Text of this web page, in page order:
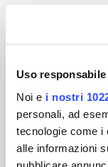
Uso
Noi e i nostri
personali, ad
tecnologie come i
alle informazioni
La nostra
Schemi